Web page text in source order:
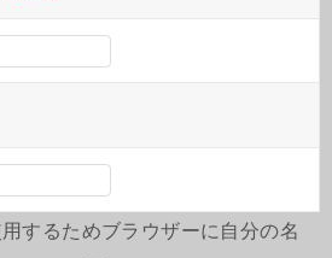
するためブラウザーに自分の名